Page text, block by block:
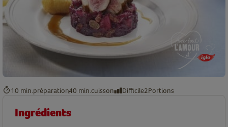
10 min. préparation40 min. cuisson Difficile2Portions
Ingrédients